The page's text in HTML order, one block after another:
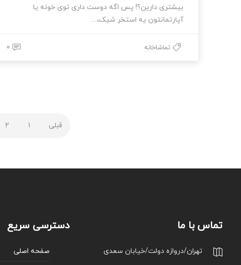
بیشتری دارین؟! پس اگه دوست داری توی خونه یا
آپارتمانتون یه استخر شیک،…
تماشاخانه 0
قبلی 1
2
تماس با ما
تهران/دروازه دولت/خیابان سعدی
دسترسی سریع
صفحه اصلی